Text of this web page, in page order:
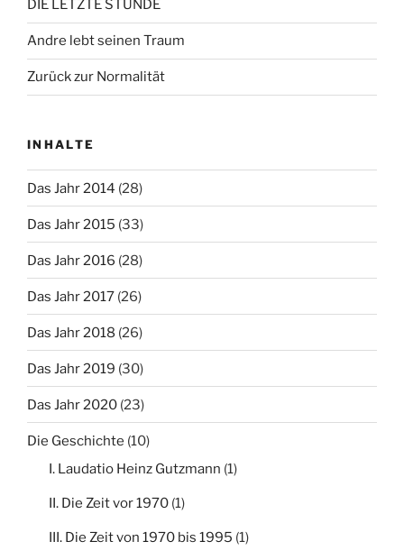
DIE LETZTE STUNDE
Andre lebt seinen Traum
Zurück zur Normalität
INHALTE
Das Jahr 2014 (28)
Das Jahr 2015 (33)
Das Jahr 2016 (28)
Das Jahr 2017 (26)
Das Jahr 2018 (26)
Das Jahr 2019 (30)
Das Jahr 2020 (23)
Die Geschichte (10)
I. Laudatio Heinz Gutzmann (1)
II. Die Zeit vor 1970 (1)
III. Die Zeit von 1970 bis 1995 (1)